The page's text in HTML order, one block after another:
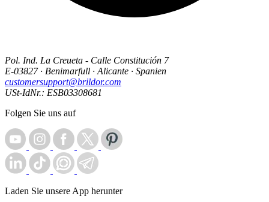
Pol. Ind. La Creueta - Calle Constitución 7
E-03827 · Benimarfull · Alicante · Spanien
customersupport@brildor.com
USt-IdNr.: ESB03308681
Folgen Sie uns auf
Laden Sie unsere App herunter